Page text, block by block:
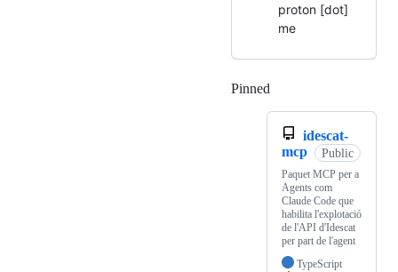
proton [dot]
me
Pinned
idescat-
mcp
Public
Paquet MCP per a
Agents com
Claude Code que
habilita l'explotació
de l'API d'Idescat
per part de l'agent
TypeScript